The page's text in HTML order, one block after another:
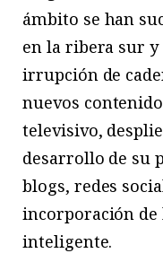
ámbito se han
en la ribera sur y
irrupción de
nuevos
televisivo,
desarrollo de su
blogs, redes
incorporación
inteligente.